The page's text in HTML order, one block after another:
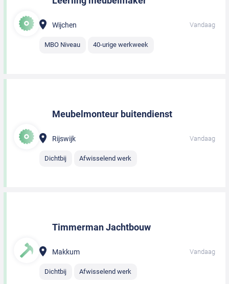
Wijchen Vandaag
MBO Niveau 40-urige werkweek
Meubelmonteur buitendienst
Rijswijk Vandaag
Dichtbij Afwisselend werk
Timmerman Jachtbouw
Makkum Vandaag
Dichtbij Afwisselend werk